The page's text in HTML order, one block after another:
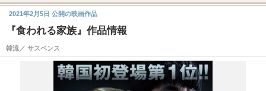
『食われる家族』作品情報
韓流／ サスペンス
2021年2月5日 公開の映画作品